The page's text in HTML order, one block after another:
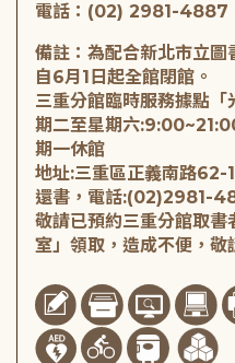
電話：(02) 2981-4887
備註：為配合新北市立圖
自6月1日起全館閉館。
三重分館臨時服務據點
期二至星期六
期一休館
地址:三重區正義南路62-
還書，電話:(02)2981-
敬請已預約三重分館取
室」領取，造成不便，敬